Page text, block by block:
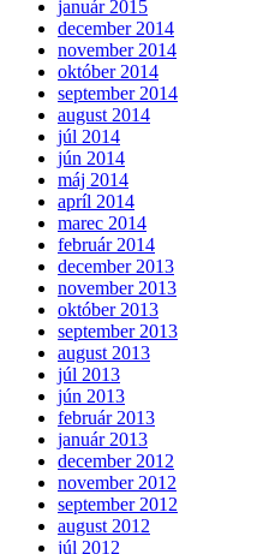
január 2015
december 2014
november 2014
október 2014
september 2014
august 2014
júl 2014
jún 2014
máj 2014
apríl 2014
marec 2014
február 2014
december 2013
november 2013
október 2013
september 2013
august 2013
júl 2013
jún 2013
február 2013
január 2013
december 2012
november 2012
september 2012
august 2012
júl 2012